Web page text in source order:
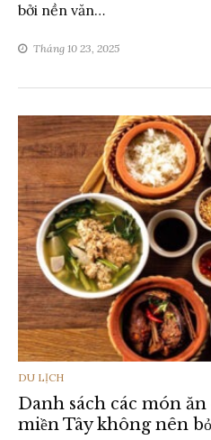
bởi nền văn…
Tháng 10 23, 2025
THỂ
LOẠI
DU LỊCH
Danh sách các món
miền Tây không nên